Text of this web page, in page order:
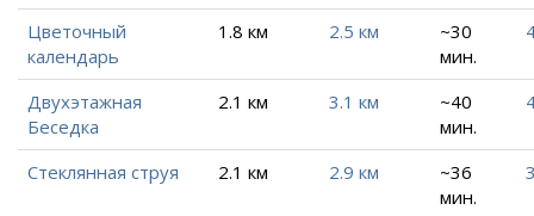
Цветочный
календарь
1.8 км 2.5 км
~30
мин.
Двухэтажная
Беседка
2.1 км 3.1 км
~40
мин.
Стеклянная струя 2.1 км 2.9 км
~36
мин.